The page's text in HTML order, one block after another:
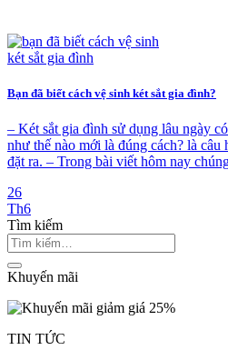
Bạn đã biết cách vệ sinh két sắt gia đình?
– Két sắt gia đình sử dụng lâu ngày
như thế nào mới là đúng cách? là
đặt ra. – Trong bài viết hôm nay
26
Th6
Tìm kiếm
Khuyến mãi
TIN TỨC